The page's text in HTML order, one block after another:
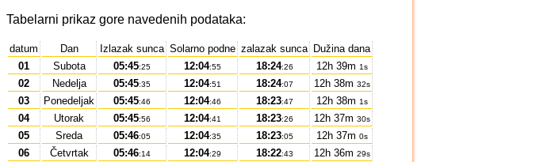
Tabelarni prikaz gore navedenih podataka:
datum Dan Izlazak sunca Solarno podne zalazak sunca Dužina dana
01
Subota 05:45:25 12:04:55 18:24:26 12h 39m 1s
02 Nedelja 05:45:35 12:04:51 18:24:07 12h 38m 32s
03 Ponedeljak 05:45:46 12:04:46 18:23:47 12h 38m 1s
04 Utorak 05:45:56 12:04:41 18:23:26 12h 37m 30s
05 Sreda 05:46:05 12:04:35 18:23:05 12h 37m 0s
06 Četvrtak 05:46:14 12:04:29 18:22:43 12h 36m 29s